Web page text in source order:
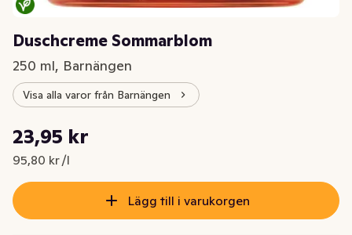
Duschcreme Sommarblom
250 ml, Barnängen
Visa alla varor från Barnängen
Nuvarande pris är: 23,95 kr
23,95 kr
95,80 kr /l
Styckpris: 95,80 kr /l
Lägg till i varukorgen